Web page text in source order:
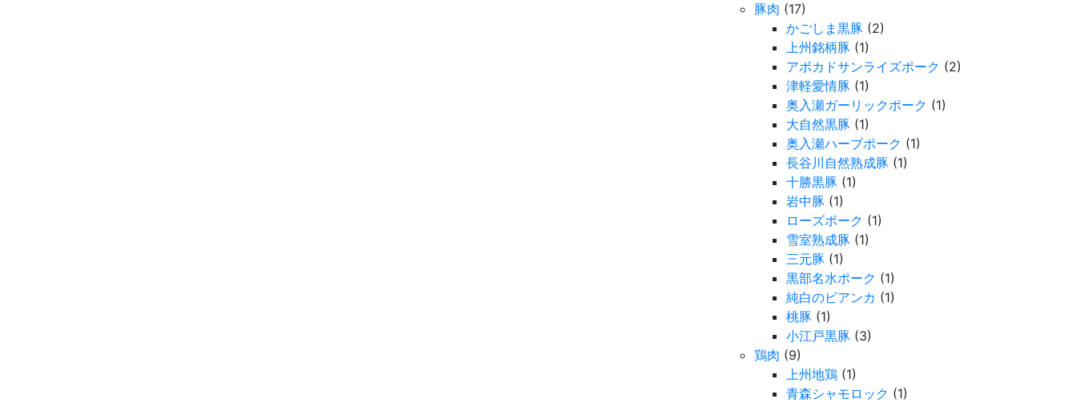
豚肉 (17)
かごしま黒豚 (2)
上州銘柄豚 (1)
アボカドサンライズポーク (2)
津軽愛情豚 (1)
奥入瀬ガーリックポーク (1)
大自然黒豚 (1)
奥入瀬ハーブポーク (1)
長谷川自然熟成豚 (1)
十勝黒豚 (1)
岩中豚 (1)
ローズポーク (1)
雪室熟成豚 (1)
三元豚 (1)
黒部名水ポーク (1)
純白のビアンカ (1)
桃豚 (1)
小江戸黒豚 (3)
鶏肉 (9)
上州地鶏 (1)
青森シャモロック (1)